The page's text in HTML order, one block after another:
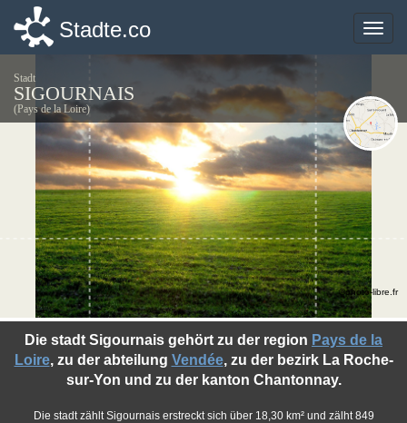
Toggle
Stadte.co
Stadt
SIGOURNAIS
(Pays de la Loire)
Die stadt Sigournais gehört zu der region Pays de la
Loire, zu der abteilung Vendée, zu der bezirk La Roche-
sur-Yon und zu der kanton Chantonnay.
Die stadt zählt Sigournais erstreckt sich über 18,30 km² und zälht 849
©photo-libre.fr
Toggle
Stadte.co